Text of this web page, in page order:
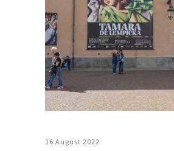
16 August 2022